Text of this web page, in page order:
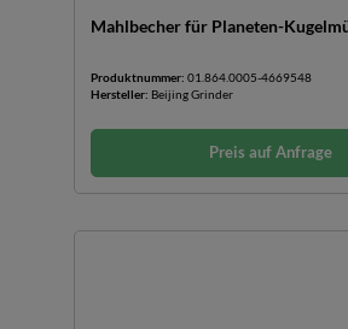
Mahlbecher für Planeten-
Produktnummer: 01.864.0005-4669548
Hersteller: Beijing Grinder
Preis auf Anfrage